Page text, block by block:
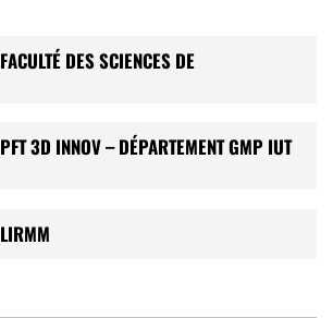
DES SCIENCES DE
3D INNOV – DÉPARTEMENT GMP IUT